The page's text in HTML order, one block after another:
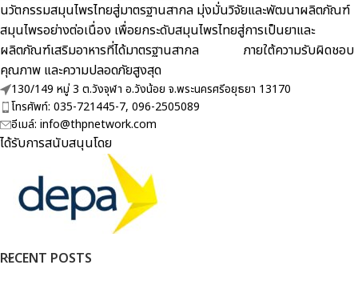
นวัตกรรมสมุนไพรไทยสู่มาตรฐานสากล มุ่งมั่นวิจัยและพัฒนาผลิตภัณฑ์
สมุนไพรอย่างต่อเนื่อง เพื่อยกระดับสมุนไพรไทยสู่การเป็นยาและ
ผลิตภัณฑ์เสริมอาหารที่ได้มาตรฐานสากล ภายใต้ความรับผิดชอบ
คุณภาพ และความปลอดภัยสูงสุด
130/149 หมู่ 3 ต.วังจุฬา อ.วังน้อย จ.พระนครศรีอยุธยา 13170
โทรศัพท์: 035-721445-7, 096-2505089
อีเมล์: info@thpnetwork.com
ได้รับการสนับสนุนโดย
RECENT POSTS